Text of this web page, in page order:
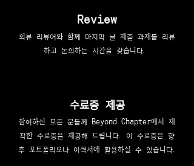
Review
외뷰 리뷰어와 함께 마지막 날 제출 과제를 리뷰
하고 논의하는 시간을 갖습니다.
수료증 제공
참여하신 모든 분들께 Beyond Chapter에서 제
작한 수료증을 제공해 드립니다. 이 수료증은 향
후 포트폴리오나 이력서에 활용하실 수 있습니다.